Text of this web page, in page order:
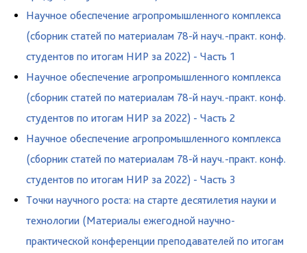
Научное обеспечение агропромышленного комплекса
(сборник статей по материалам 78-й науч.-практ. конф.
студентов по итогам НИР за 2022) - Часть 1
Научное обеспечение агропромышленного комплекса
(сборник статей по материалам 78-й науч.-практ. конф.
студентов по итогам НИР за 2022) - Часть 2
Научное обеспечение агропромышленного комплекса
(сборник статей по материалам 78-й науч.-практ. конф.
студентов по итогам НИР за 2022) - Часть 3
Точки научного роста: на старте десятилетия науки и
технологии (Материалы ежегодной научно-
практической конференции преподавателей по итогам